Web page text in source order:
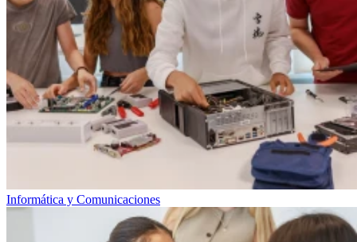
Informática y Comunicaciones